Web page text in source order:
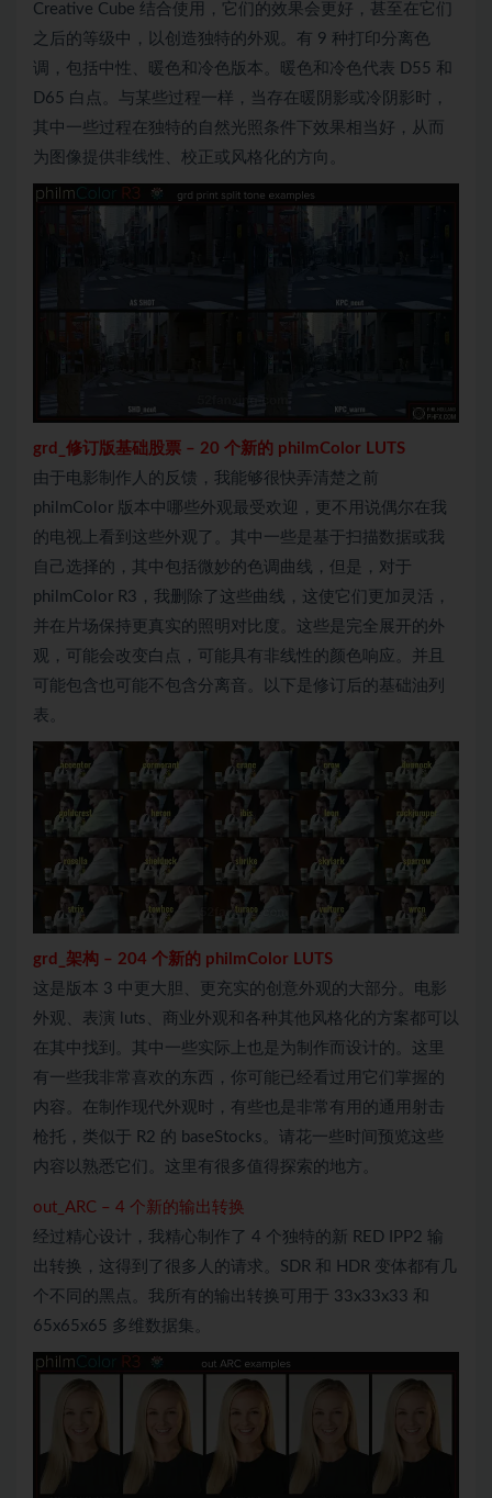
Creative Cube 结合使用，它们的效果会更好，甚至在它们
之后的等级中，以创造独特的外观。有 9 种打印分离色
调，包括中性、暖色和冷色版本。暖色和冷色代表 D55 和
D65 白点。与某些过程一样，当存在暖阴影或冷阴影时，
其中一些过程在独特的自然光照条件下效果相当好，从而
为图像提供非线性、校正或风格化的方向。
grd_修订版基础股票 – 20 个新的 philmColor LUTS
由于电影制作人的反馈，我能够很快弄清楚之前
philmColor 版本中哪些外观最受欢迎，更不用说偶尔在我
的电视上看到这些外观了。其中一些是基于扫描数据或我
自己选择的，其中包括微妙的色调曲线，但是，对于
philmColor R3，我删除了这些曲线，这使它们更加灵活，
并在片场保持更真实的照明对比度。这些是完全展开的外
观，可能会改变白点，可能具有非线性的颜色响应。并且
可能包含也可能不包含分离音。以下是修订后的基础油列
表。
grd_ 架构 – 204 个新的 philmColor LUTS
这是版本 3 中更大胆、更充实的创意外观的大部分。电影
外观、表演 luts、商业外观和各种其他风格化的方案都可以
在其中找到。其中一些实际上也是为制作而设计的。这里
有一些我非常喜欢的东西，你可能已经看过用它们掌握的
内容。在制作现代外观时，有些也是非常有用的通用射击
枪托，类似于 R2 的 baseStocks。请花一些时间预览这些
内容以熟悉它们。这里有很多值得探索的地方。
out_ ARC – 4 个新的输出转换
经过精心设计，我精心制作了 4 个独特的新 RED IPP2 输
出转换，这得到了很多人的请求。SDR 和 HDR 变体都有几
个不同的黑点。我所有的输出转换可用于 33x33x33 和
65x65x65 多维数据集。